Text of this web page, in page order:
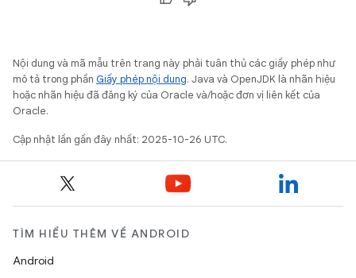
Nội dung và mã mẫu trên trang này phải tuân thủ các giấy phép như
mô tả trong phần Giấy phép nội dung. Java và OpenJDK là nhãn hiệu
hoặc nhãn hiệu đã đăng ký của Oracle và/hoặc đơn vị liên kết của
Oracle.
Cập nhật lần gần đây nhất: 2025-10-26 UTC.
TÌM HIỂU THÊM VỀ ANDROID
Android